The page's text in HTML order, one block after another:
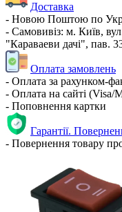
Доставка
- Новою Поштою по
- Самовивіз: м. Київ,
"Караваеви дачі", пав.
Оплата замовлень
- Оплата за рахунком-
- Оплата на сайті (Visa/
- Поповнення картки
Гарантії.
- Повернення товару